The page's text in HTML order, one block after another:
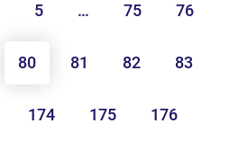
5 … 75 76
80 81 82 83
174 175 176